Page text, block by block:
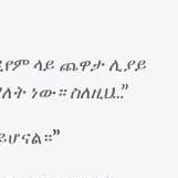
ላይ ጨዋታ ሊያይ
ነው። ስለዚህ…”